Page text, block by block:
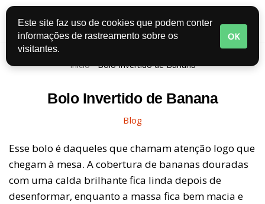
Pular
para
o
Início-Bolo Invertido de Banana
Bolo Invertido de Banana
Blog
Esse bolo é daqueles que chamam atenção logo que
chegam à mesa. A cobertura de bananas douradas
com uma calda brilhante fica linda depois de
desenformar, enquanto a massa fica bem macia e
Este site faz uso de cookies que podem conter
informações de rastreamento sobre os
visitantes.
OK